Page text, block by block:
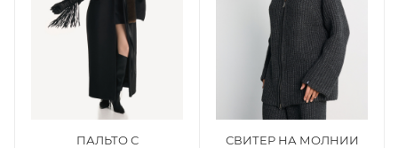
ПАЛЬТО С
СВИТЕР НА МОЛНИИ